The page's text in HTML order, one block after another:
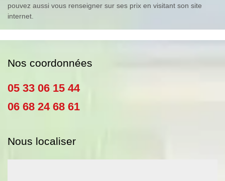
pouvez aussi vous renseigner sur ses prix en visitant son site
internet.
Nos coordonnées
05 33 06 15 44
06 68 24 68 61
Nous localiser